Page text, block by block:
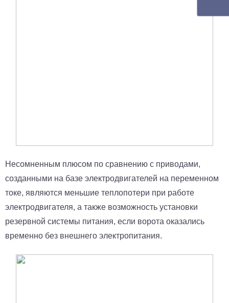
Несомненным плюсом по сравнению с приводами,
созданными на базе электродвигателей на переменном
токе, являются меньшие теплопотери при работе
электродвигателя, а также возможность установки
резервной системы питания, если ворота оказались
временно без внешнего электропитания.